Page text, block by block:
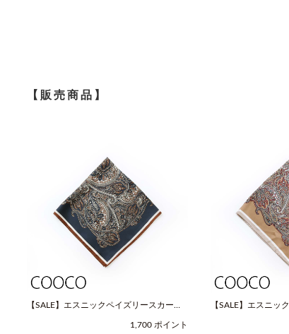
【販売商品】
【SALE】エスニックペイズリースカーフ
1,700 ポイント
【SALE】エスニッ